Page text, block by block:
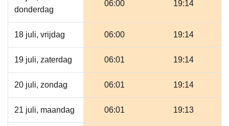
donderdag
06:00 19:14
18 juli, vrijdag 06:00 19:14
19 juli, zaterdag 06:01 19:14
20 juli, zondag 06:01 19:14
21 juli, maandag 06:01 19:13